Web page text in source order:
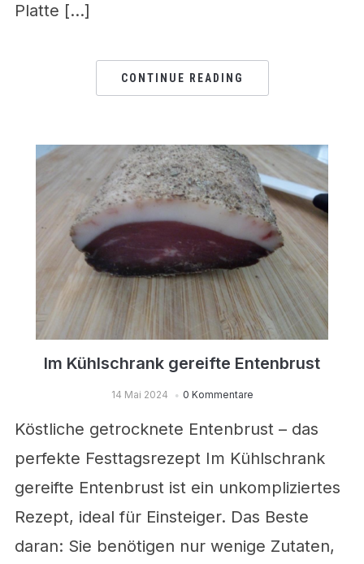
Platte […]
CONTINUE READING
Im Kühlschrank gereifte Entenbrust
14 Mai 2024 0 Kommentare
Köstliche getrocknete Entenbrust – das
perfekte Festtagsrezept Im Kühlschrank
gereifte Entenbrust ist ein unkompliziertes
Rezept, ideal für Einsteiger. Das Beste
daran: Sie benötigen nur wenige Zutaten,